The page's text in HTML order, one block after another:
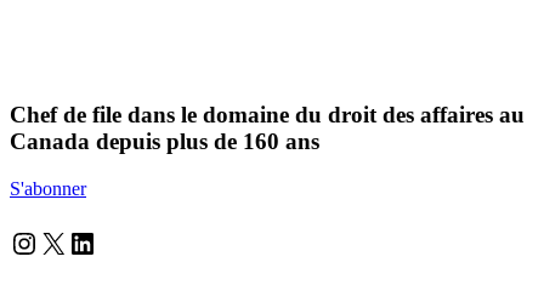
Chef de file dans le domaine du droit des affaires au
Canada depuis plus de 160 ans
S'abonner
Instagram
Twitter
LinkedIn